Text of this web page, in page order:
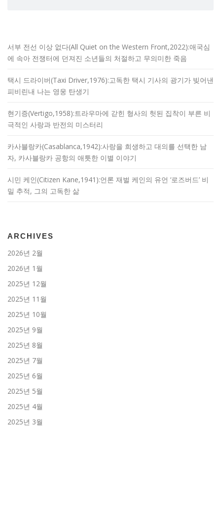
서부 전선 이상 없다(All Quiet on the Western Front,2022):애국심
에 속아 전쟁터에 던져진 소년들의 처절하고 무의미한 죽음
택시 드라이버(Taxi Driver,1976):고독한 택시 기사의 광기가 빚어낸
피비린내 나는 영웅 탄생기
현기증(Vertigo,1958):트라우마에 갇힌 형사의 헛된 집착이 부른 비
극적인 사랑과 반전의 미스터리
카사블랑카(Casablanca,1942):사랑을 희생하고 대의를 선택한 남
자, 카사블랑카 공항의 애틋한 이별 이야기
시민 케인(Citizen Kane,1941):언론 재벌 케인의 유언 ‘로즈버드’ 비
밀 추적, 그의 고독한 삶
ARCHIVES
2026년 2월
2026년 1월
2025년 12월
2025년 11월
2025년 10월
2025년 9월
2025년 8월
2025년 7월
2025년 6월
2025년 5월
2025년 4월
2025년 3월